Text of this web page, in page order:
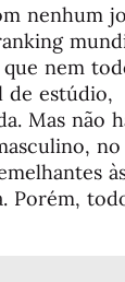
nenhum
nem
de estúdio,
Mas não
no
Porém,